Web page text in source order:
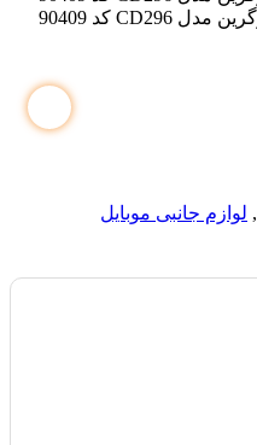
, لوازم جانبی موبایل